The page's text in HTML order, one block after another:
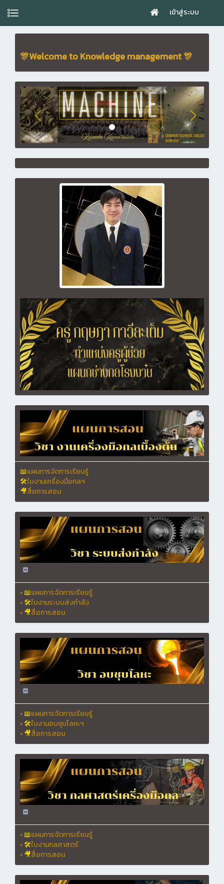
เข้าสู่ระบบ
🎊Welcome to Knowledge management 🎊
📖แผนการจัดการเรียนรู้
🛠ใบงานเครื่องมือกลฯ
🎥สื่อการสอน
• 📖แผนการจัดการเรียนรู้
• 🛠ใบงานระบบส่งกำลัง
• 🎥สื่อการสอน
• 📖แผนการจัดการเรียนรู้
• 🛠ใบงานอบชุบโลหะฯ
• 🎥สื่อการสอน
• 📖แผนการจัดการเรียนรู้
• 🛠ใบงานกลศาสตร์
• 🎥สื่อการสอน